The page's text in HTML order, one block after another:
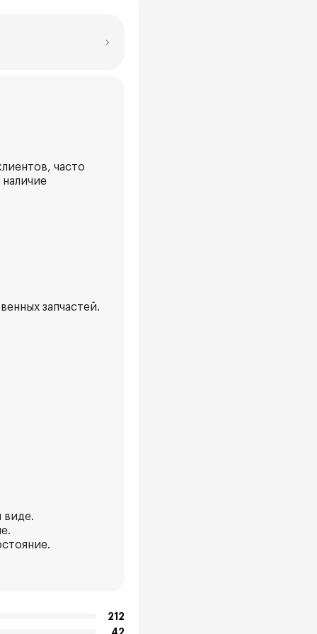
часто
запчастей.
виде.
212
42